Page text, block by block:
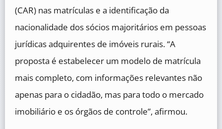
(CAR) nas matrículas e a identificação da
nacionalidade dos sócios majoritários em pessoas
jurídicas adquirentes de imóveis rurais. “A
proposta é estabelecer um modelo de matrícula
mais completo, com informações relevantes não
apenas para o cidadão, mas para todo o mercado
imobiliário e os órgãos de controle”, afirmou.